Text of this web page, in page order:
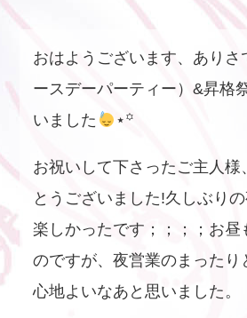
おはようございます、ありさ
ースデーパーティー）&昇格
いました
⋆꙳
お祝いして下さったご主人様
とうございました!久しぶり
楽しかったです；；；；お昼
のですが、夜営業のまったり
心地よいなあと思いました。